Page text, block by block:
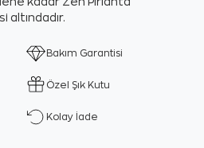
altındadır.
Bakım Garantisi
Özel Şık Kutu
Kolay İade